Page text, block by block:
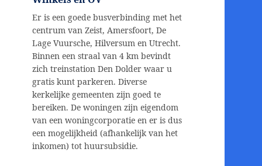
Er is een goede busverbinding met het
centrum van Zeist, Amersfoort, De
Lage Vuursche, Hilversum en Utrecht.
Binnen een straal van 4 km bevindt
zich treinstation Den Dolder waar u
gratis kunt parkeren. Diverse
kerkelijke gemeenten zijn goed te
bereiken. De woningen zijn eigendom
van een woningcorporatie en er is dus
een mogelijkheid (afhankelijk van het
inkomen) tot huursubsidie.